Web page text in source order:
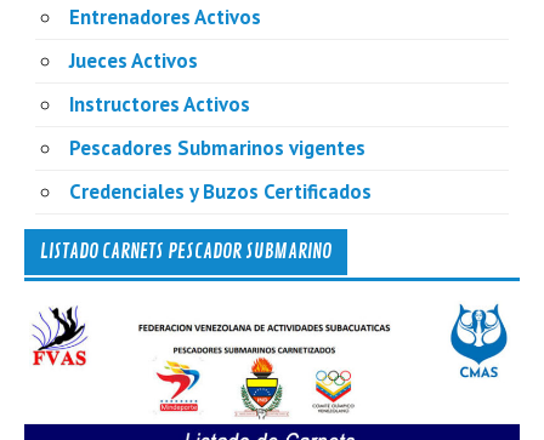
Entrenadores Activos
Jueces Activos
Instructores Activos
Pescadores Submarinos vigentes
Credenciales y Buzos Certificados
LISTADO CARNETS PESCADOR SUBMARINO